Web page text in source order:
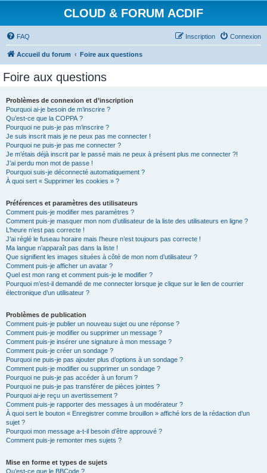
CLOUD & FORUM ACDIF
FAQ Connexion
Inscription
Accueil du forum Foire aux questions
Foire aux questions
Problèmes de connexion et d’inscription
Pourquoi ai-je besoin de m’inscrire ?
Qu’est-ce que la COPPA ?
Pourquoi ne puis-je pas m’inscrire ?
Je suis inscrit mais je ne peux pas me connecter !
Pourquoi ne puis-je pas me connecter ?
Je m’étais déjà inscrit par le passé mais ne peux à présent plus me connecter ?!
J’ai perdu mon mot de passe !
Pourquoi suis-je déconnecté automatiquement ?
À quoi sert « Supprimer les cookies » ?
Préférences et paramètres des utilisateurs
Comment puis-je modifier mes paramètres ?
Comment puis-je masquer mon nom d’utilisateur de la liste des utilisateurs en ligne ?
L’heure n’est pas correcte !
J’ai réglé le fuseau horaire mais l’heure n’est toujours pas correcte !
Ma langue n’apparaît pas dans la liste !
Que signifient les images situées à côté de mon nom d’utilisateur ?
Comment puis-je afficher un avatar ?
Quel est mon rang et comment puis-je le modifier ?
Pourquoi m’est-il demandé de me connecter lorsque je clique sur le lien de courrier
électronique d’un utilisateur ?
Problèmes de publication
Comment puis-je publier un nouveau sujet ou une réponse ?
Comment puis-je modifier ou supprimer un message ?
Comment puis-je insérer une signature à mon message ?
Comment puis-je créer un sondage ?
Pourquoi ne puis-je pas ajouter plus d’options à un sondage ?
Comment puis-je modifier ou supprimer un sondage ?
Pourquoi ne puis-je pas accéder à un forum ?
Pourquoi ne puis-je pas transférer de pièces jointes ?
Pourquoi ai-je reçu un avertissement ?
Comment puis-je rapporter des messages à un modérateur ?
À quoi sert le bouton « Enregistrer comme brouillon » affiché lors de la rédaction d’un
sujet ?
Pourquoi mon message a-t-il besoin d’être approuvé ?
Comment puis-je remonter mes sujets ?
Mise en forme et types de sujets
Qu’est-ce que le BBCode ?